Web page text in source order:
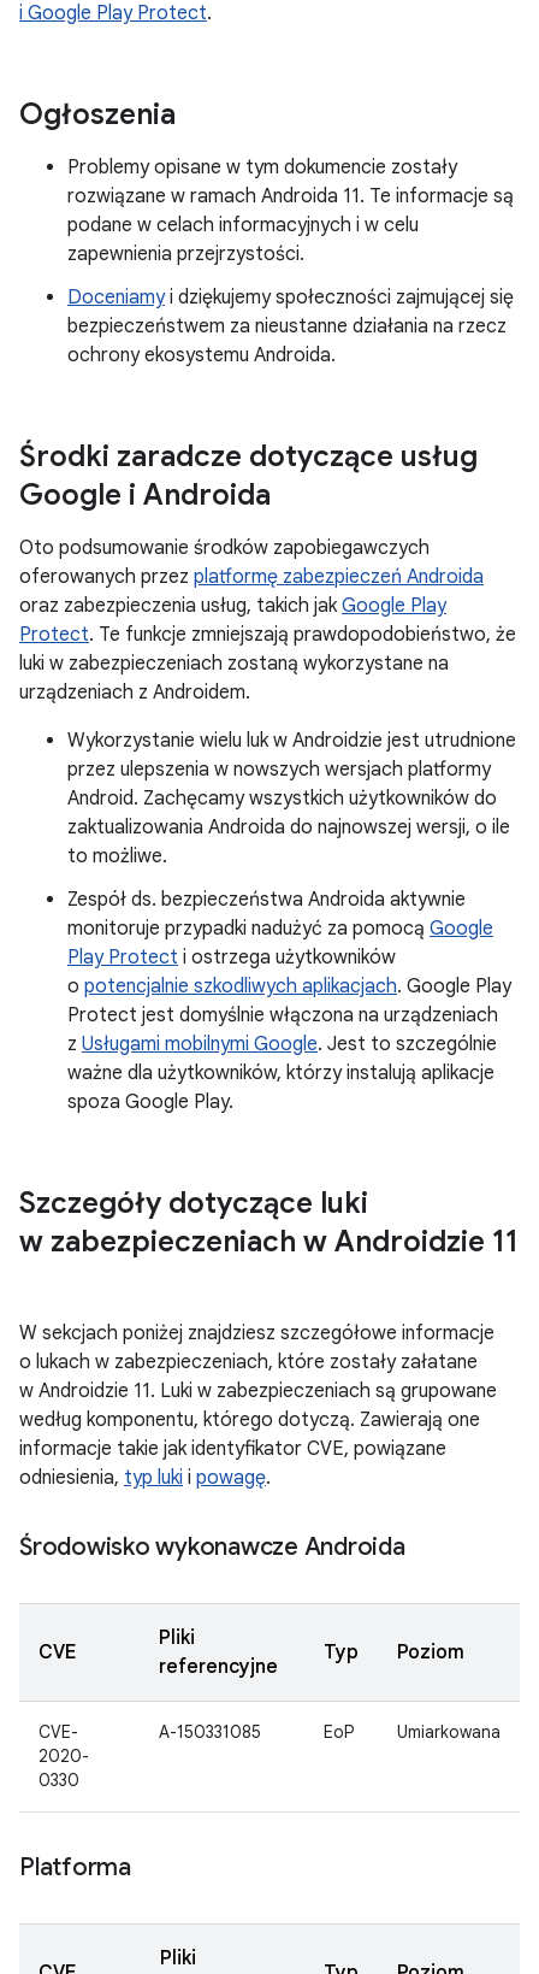
i Google Play Protect.
Ogłoszenia
Problemy opisane w tym dokumencie zostały
rozwiązane w ramach Androida 11. Te informacje są
podane w celach informacyjnych i w celu
zapewnienia przejrzystości.
Doceniamyi dziękujemy społeczności zajmującej się
bezpieczeństwem za nieustanne działania na rzecz
ochrony ekosystemu Androida.
Środki zaradcze dotyczące usług
Google i Androida
Oto podsumowanie środków zapobiegawczych
oferowanych przez platformę zabezpieczeń Androida
oraz zabezpieczenia usług, takich jak Google Play
Protect. Te funkcje zmniejszają prawdopodobieństwo, że
luki w zabezpieczeniach zostaną wykorzystane na
urządzeniach z Androidem.
Wykorzystanie wielu luk w Androidzie jest utrudnione
przez ulepszenia w nowszych wersjach platformy
Android. Zachęcamy wszystkich użytkowników do
zaktualizowania Androida do najnowszej wersji, o ile
to możliwe.
Zespół ds. bezpieczeństwa Androida aktywnie
monitoruje przypadki nadużyć za pomocą Google
Play Protect i ostrzega użytkowników
o potencjalnie szkodliwych aplikacjach. Google Play
Protect jest domyślnie włączona na urządzeniach
z Usługami mobilnymi Google. Jest to szczególnie
ważne dla użytkowników, którzy instalują aplikacje
spoza Google Play.
Szczegóły dotyczące luki
w zabezpieczeniach w Androidzie 11
W sekcjach poniżej znajdziesz szczegółowe informacje
o lukach w zabezpieczeniach, które zostały załatane
w Androidzie 11. Luki w zabezpieczeniach są grupowane
według komponentu, którego dotyczą. Zawierają one
informacje takie jak identyfikator CVE, powiązane
odniesienia, typ luki i powagę.
Środowisko wykonawcze Androida
CVE
Pliki
referencyjne
Typ Poziom
CVE-
2020-
0330
A-150331085 EoP Umiarkowana
Platforma
Pliki